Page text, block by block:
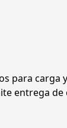
para
entrega